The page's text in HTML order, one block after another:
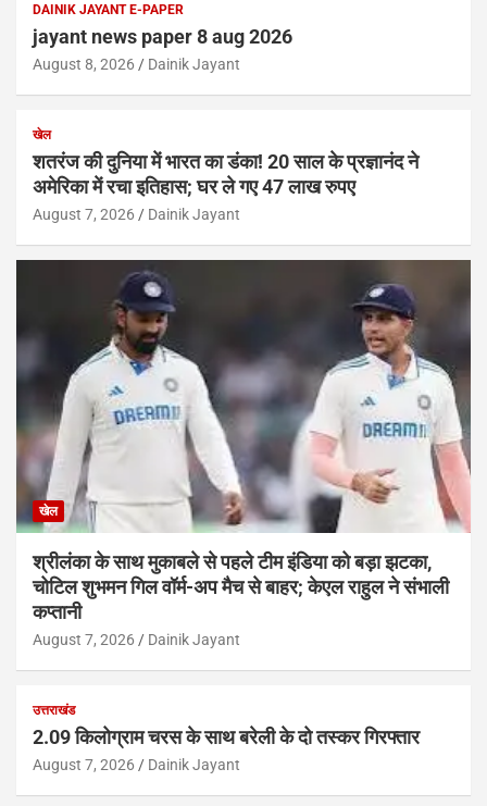
DAINIK JAYANT E-PAPER
jayant news paper 8 aug 2026
August 8, 2026 Dainik Jayant
खेल
शतरंज की दुनिया में भारत का डंका! 20 साल के प्रज्ञानंद ने
अमेरिका में रचा इतिहास; घर ले गए 47 लाख रुपए
August 7, 2026 Dainik Jayant
खेल
श्रीलंका के साथ मुकाबले से पहले टीम इंडिया को बड़ा झटका,
चोटिल शुभमन गिल वॉर्म-अप मैच से बाहर; केएल राहुल ने संभाली
कप्तानी
August 7, 2026 Dainik Jayant
उत्तराखंड
2.09 किलोग्राम चरस के साथ बरेली के दो तस्कर गिरफ्तार
August 7, 2026 Dainik Jayant